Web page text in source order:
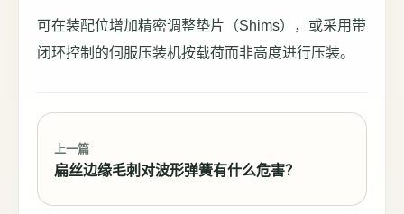
可在装配位增加精密调整垫片（Shims），或采用带
闭环控制的伺服压装机按载荷而非高度进行压装。
上一篇
扁丝边缘毛刺对波形弹簧有什么危害？